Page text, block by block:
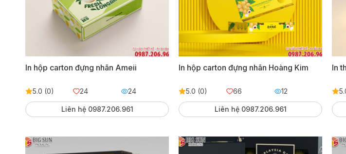
In hộp carton đựng nhãn Ameii
5.0 (0) 24 24
Liên hệ 0987.206.961
In hộp carton đựng nhãn Hoàng Kim
5.0 (0) 66 12
Liên hệ 0987.206.961
In